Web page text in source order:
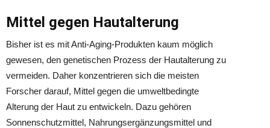
Mittel gegen Hautalterung
Bisher ist es mit Anti-Aging-Produkten kaum möglich
gewesen, den genetischen Prozess der Hautalterung zu
vermeiden. Daher konzentrieren sich die meisten
Forscher darauf, Mittel gegen die umweltbedingte
Alterung der Haut zu entwickeln. Dazu gehören
Sonnenschutzmittel, Nahrungsergänzungsmittel und